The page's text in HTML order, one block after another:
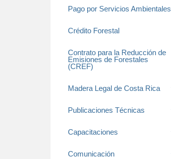
Pago por Servicios Ambientales
Crédito Forestal
Contrato para la Reducción de
Emisiones de Forestales
(CREF)
Madera Legal de Costa Rica
Publicaciones Técnicas
Capacitaciones
Comunicación